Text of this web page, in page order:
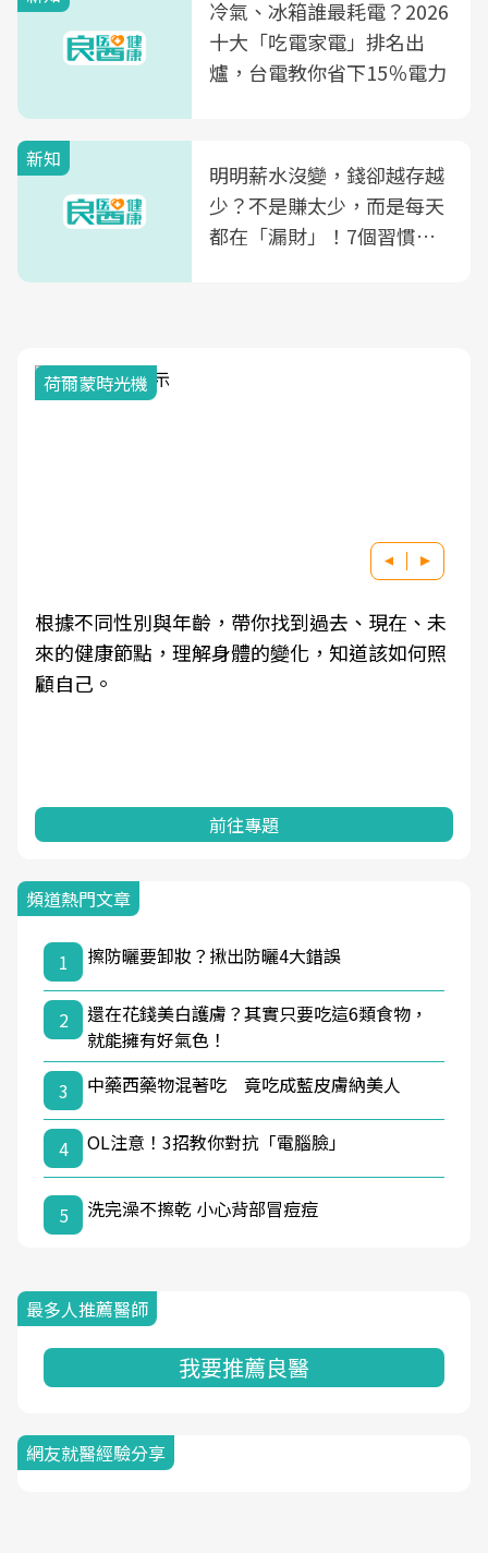
康照護生態圈
冷氣、冰箱誰最耗電？2026
十大「吃電家電」排名出
爐，台電教你省下15％電力
新知
明明薪水沒變，錢卻越存越
少？不是賺太少，而是每天
都在「漏財」！7個習慣一
荷爾蒙時光機
根據不同性別與年齡，帶你找到過去、現在、未
來的健康節點，理解身體的變化，知道該如何照
顧自己。
前往專題
頻道熱門文章
1 擦防曬要卸妝？揪出防曬4大錯誤
2
還在花錢美白護膚？其實只要吃這6類食物，
就能擁有好氣色！
3
中藥西藥物混著吃 竟吃成藍皮膚納美人
4 OL注意！3招教你對抗「電腦臉」
5 洗完澡不擦乾 小心背部冒痘痘
最多人推薦醫師
我要推薦良醫
網友就醫經驗分享